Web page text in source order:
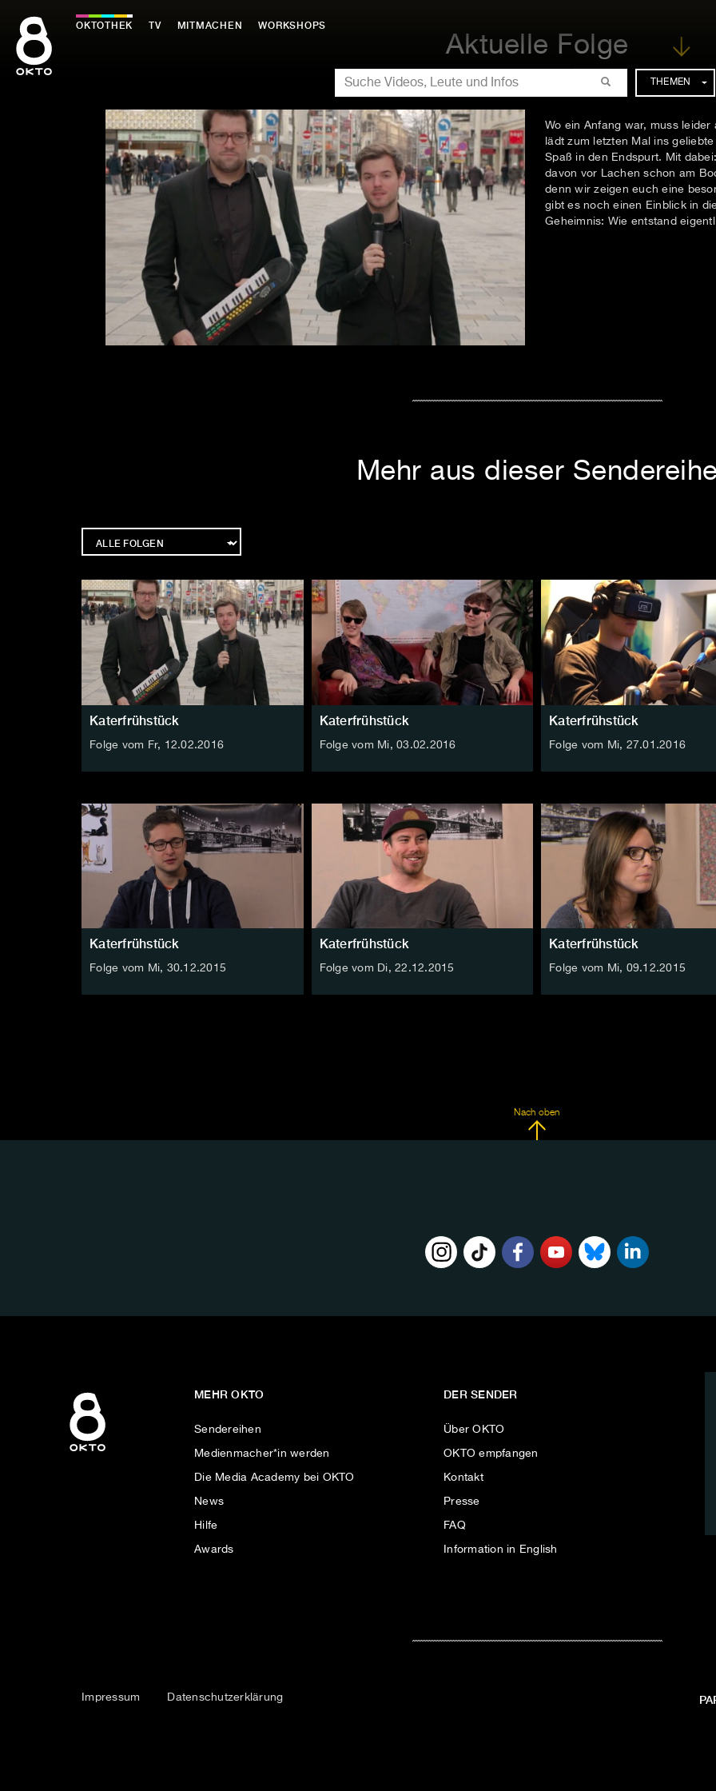
Inhalt
springen
OKTOTHEK TV MITMACHEN WORKSHOPS
SUCHE
THEMEN
Aktuelle Folge
Wo ein Anfang war, muss
lädt zum letzten Mal ins
Spaß in den Endspurt. Mit
davon vor Lachen schon am
denn wir zeigen euch eine
gibt es noch einen Einblick in
Geheimnis: Wie entstand
Mehr aus dieser
Katerfrühstück
Folge vom Fr, 12.02.2016
Katerfrühstück
Folge vom Mi, 03.02.2016
Katerfrühstück
Folge vom Mi, 27.01.2016
Katerfrühstück
Folge vom Mi, 30.12.2015
Katerfrühstück
Folge vom Di, 22.12.2015
Katerfrühstück
Folge vom Mi, 09.12.2015
Nach oben
MEHR OKTO
Sendereihen
Medienmacher*in werden
Die Media Academy bei OKTO
News
Hilfe
Awards
DER SENDER
Über OKTO
OKTO empfangen
Kontakt
Presse
FAQ
Information in English
Impressum Datenschutzerklärung